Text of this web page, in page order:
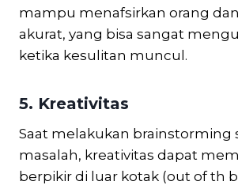
mampu menafsirkan orang
akurat, yang bisa sangat
ketika kesulitan muncul.
5. Kreativitas
Saat melakukan brainstorming
masalah, kreativitas dapat
berpikir di luar kotak (out of th